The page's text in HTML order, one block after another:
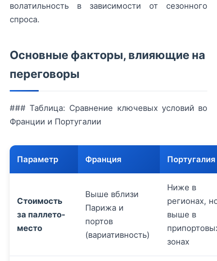
волатильность в зависимости от сезонного
спроса.
Основные факторы, влияющие на
переговоры
### Таблица: Сравнение ключевых условий во
Франции и Португалии
Параметр Франция Португалия
Стоимость
за паллето-
место
Выше вблизи
Парижа и
портов
(вариативность)
Ниже в
регионах,
выше в
зонах